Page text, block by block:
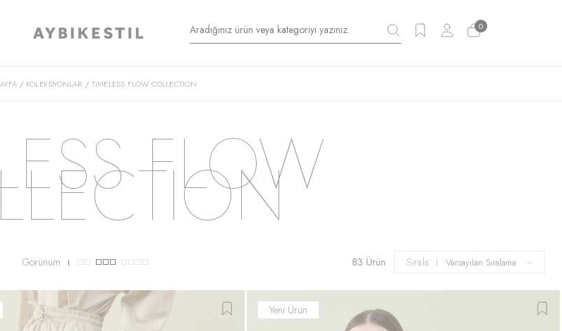
0
/ KOLEKSİYONLAR / TIMELESS FLOW COLLECTION
FLOW
Görünüm 83 Ürün Sırala
Yeni Ürün